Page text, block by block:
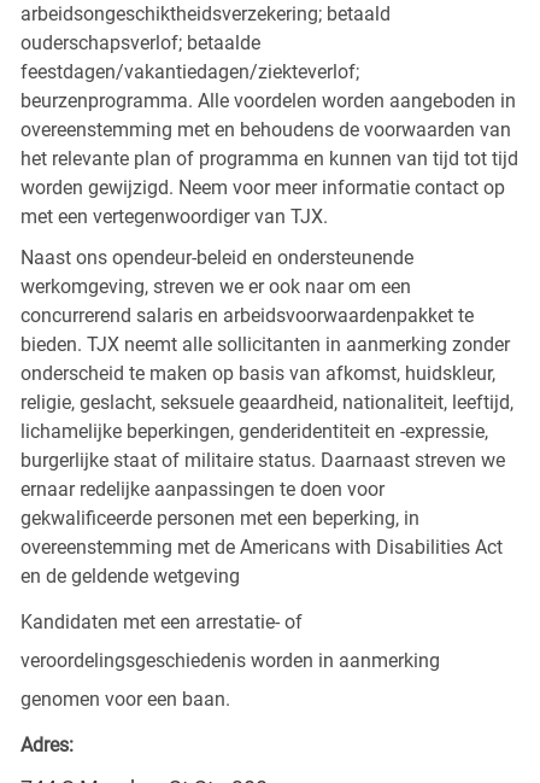
arbeidsongeschiktheidsverzekering; betaald
ouderschapsverlof; betaalde
feestdagen/vakantiedagen/ziekteverlof;
beurzenprogramma. Alle voordelen worden aangeboden in
overeenstemming met en behoudens de voorwaarden van
het relevante plan of programma en kunnen van tijd tot tijd
worden gewijzigd. Neem voor meer informatie contact op
met een vertegenwoordiger van TJX.
Naast ons opendeur-beleid en ondersteunende
werkomgeving, streven we er ook naar om een
concurrerend salaris en arbeidsvoorwaardenpakket te
bieden. TJX neemt alle sollicitanten in aanmerking zonder
onderscheid te maken op basis van afkomst, huidskleur,
religie, geslacht, seksuele geaardheid, nationaliteit, leeftijd,
lichamelijke beperkingen, genderidentiteit en -expressie,
burgerlijke staat of militaire status. Daarnaast streven we
ernaar redelijke aanpassingen te doen voor
gekwalificeerde personen met een beperking, in
overeenstemming met de Americans with Disabilities Act
en de geldende wetgeving
Kandidaten met een arrestatie- of
veroordelingsgeschiedenis worden in aanmerking
genomen voor een baan.
Adres: